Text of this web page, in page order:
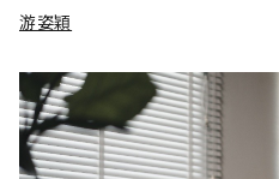
游姿穎